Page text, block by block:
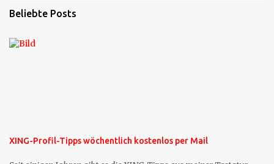
Beliebte Posts
XING-Profil-Tipps wöchentlich kostenlos per Mail